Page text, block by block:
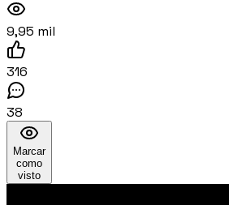
9,95 mil
316
38
Marcar
como
visto